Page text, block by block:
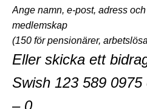
Ange namn, e-post, adress
medlemskap
(150 för pensionärer,
Eller skicka ett
Swish 123 589 0975